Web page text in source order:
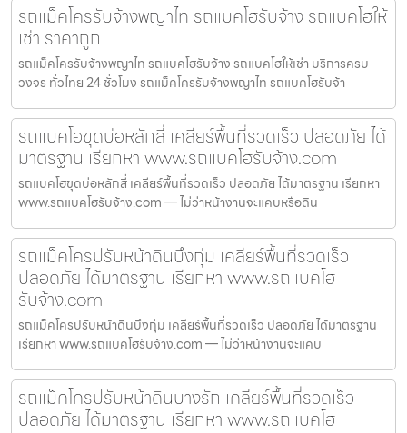
รถแม็คโครรับจ้างพญาไท รถแบคโฮรับจ้าง รถแบคโฮให้
เช่า ราคาถูก
รถแม็คโครรับจ้างพญาไท รถแบคโฮรับจ้าง รถแบคโฮให้เช่า บริการครบ
วงจร ทั่วไทย 24 ชั่วโมง รถแม็คโครรับจ้างพญาไท รถแบคโฮรับจ้า
รถแบคโฮขุดบ่อหลักสี่ เคลียร์พื้นที่รวดเร็ว ปลอดภัย ได้
มาตรฐาน เรียกหา www.รถแบคโฮรับจ้าง.com
รถแบคโฮขุดบ่อหลักสี่ เคลียร์พื้นที่รวดเร็ว ปลอดภัย ได้มาตรฐาน เรียกหา
www.รถแบคโฮรับจ้าง.com — ไม่ว่าหน้างานจะแคบหรือดิน
รถแม็คโครปรับหน้าดินบึงกุ่ม เคลียร์พื้นที่รวดเร็ว
ปลอดภัย ได้มาตรฐาน เรียกหา www.รถแบคโฮ
รับจ้าง.com
รถแม็คโครปรับหน้าดินบึงกุ่ม เคลียร์พื้นที่รวดเร็ว ปลอดภัย ได้มาตรฐาน
เรียกหา www.รถแบคโฮรับจ้าง.com — ไม่ว่าหน้างานจะแคบ
รถแม็คโครปรับหน้าดินบางรัก เคลียร์พื้นที่รวดเร็ว
ปลอดภัย ได้มาตรฐาน เรียกหา www.รถแบคโฮ